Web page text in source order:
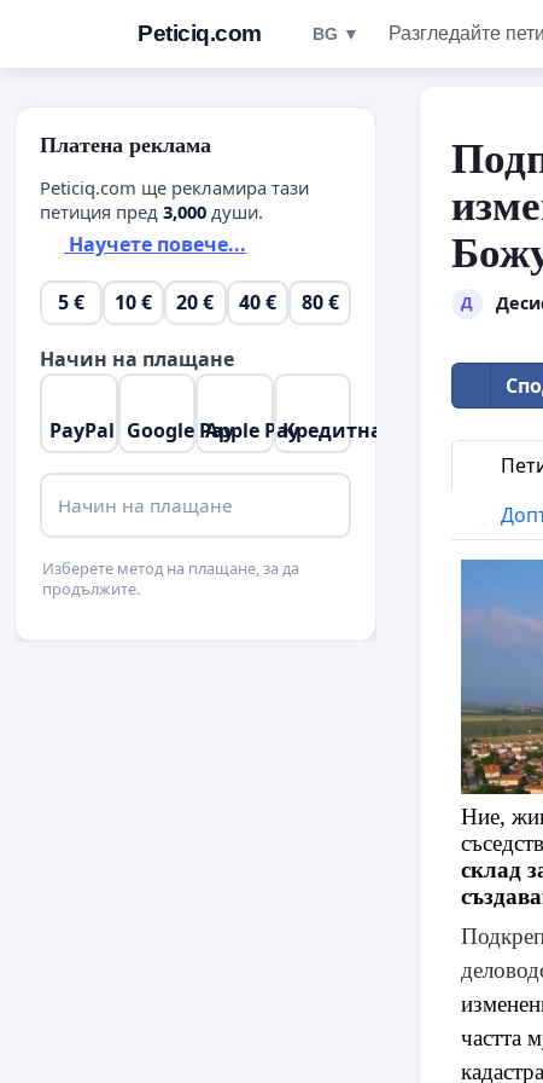
Peticiq.com BG ▼ Разгледайте
Д
Ние,
склад
частта
Платена реклама
Peticiq.com ще рекламира тази
петиция пред 3,000 души.
Научете повече...
5 € 10 € 20 € 40 € 80 €
Начин на плащане
PayPal Google PayApple PayКредитна карта
Начин на плащане
Изберете метод на плащане, за да
продължите.